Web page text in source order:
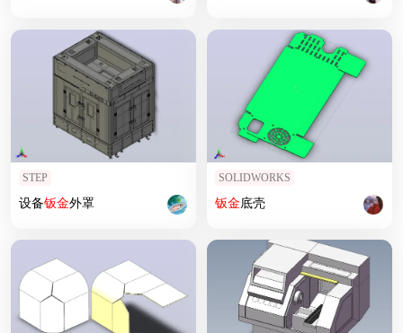
STEP
设备钣金外罩
SOLIDWORKS
钣金底壳